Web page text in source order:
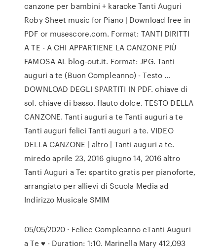
canzone per bambini + karaoke Tanti Auguri
Roby Sheet music for Piano | Download free in
PDF or musescore.com. Format: TANTI DIRITTI
A TE - A CHI APPARTIENE LA CANZONE PIÙ
FAMOSA AL blog-out.it. Format: JPG. Tanti
auguri a te (Buon Compleanno) - Testo …
DOWNLOAD DEGLI SPARTITI IN PDF. chiave di
sol. chiave di basso. flauto dolce. TESTO DELLA
CANZONE. Tanti auguri a te Tanti auguri a te
Tanti auguri felici Tanti auguri a te. VIDEO
DELLA CANZONE | altro | Tanti auguri a te.
miredo aprile 23, 2016 giugno 14, 2016 altro
Tanti Auguri a Te: spartito gratis per pianoforte,
arrangiato per allievi di Scuola Media ad
Indirizzo Musicale SMIM
05/05/2020 · Felice Compleanno eTanti Auguri
a Te ♥ - Duration: 1:10. Marinella Mary 412,093